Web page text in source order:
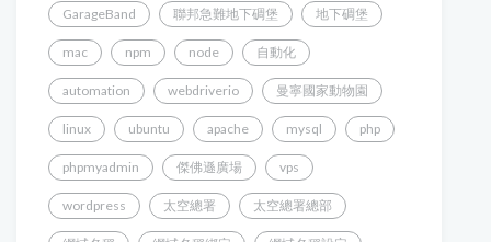
GarageBand 聯邦急難地下碉堡 地下碉堡
mac npm node 自動化
automation webdriverio 曼寧國家動物園
linux ubuntu apache mysql php
phpmyadmin 傑佛遜廣場 vps
wordpress 太空總署 太空總署總部